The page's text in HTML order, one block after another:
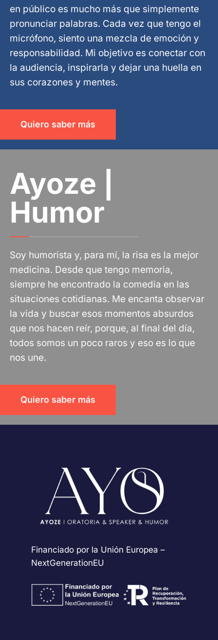
en público es mucho más que simplemente
pronunciar palabras. Cada vez que tengo el
micrófono, siento una mezcla de emoción y
responsabilidad. Mi objetivo es conectar con
la audiencia, inspirarla y dejar una huella en
sus corazones y mentes.
Quiero saber más
Ayoze |
Humor
Soy humorista y, para mí, la risa es la mejor
medicina. Desde que tengo memoria,
siempre he encontrado la comedia en las
situaciones cotidianas. Me encanta observar
la vida y buscar esos momentos absurdos
que nos hacen reír, porque, al final del día,
todos somos un poco raros y eso es lo que
nos une.
Quiero saber más
Financiado por la Unión Europea –
NextGenerationEU